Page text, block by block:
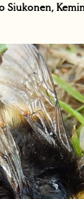
Siukonen,